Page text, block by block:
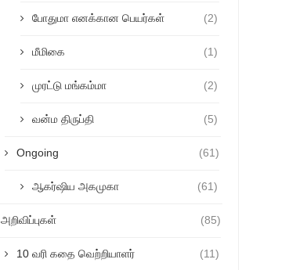
போதுமா எனக்கான பெயர்கள் (2)
மீமிகை (1)
முரட்டு மங்கம்மா (2)
வன்ம திருப்தி (5)
Ongoing (61)
ஆகர்ஷிய அகமுகா (61)
அறிவிப்புகள் (85)
10 வரி கதை வெற்றியாளர் (11)